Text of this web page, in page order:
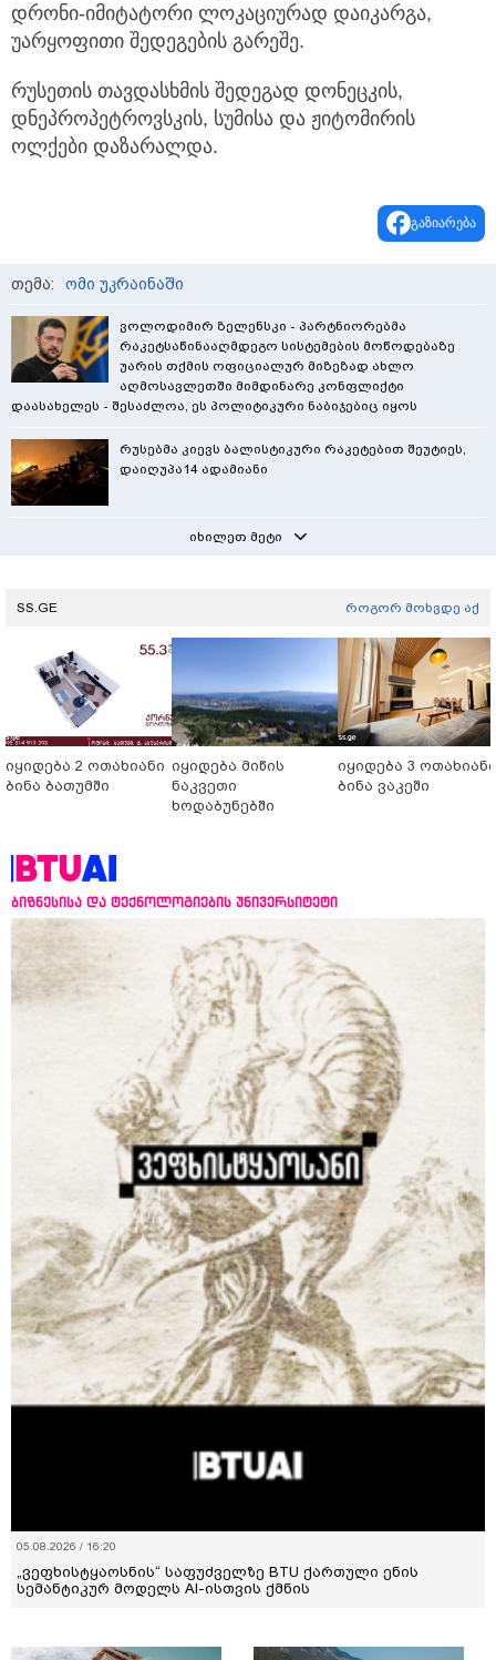
დრონი-იმიტატორი ლოკაციურად დაიკარგა,
უარყოფითი შედეგების გარეშე.
რუსეთის თავდასხმის შედეგად დონეცკის,
დნეპროპეტროვსკის, სუმისა და ჟიტომირის
ოლქები დაზარალდა.
გაზიარება
თემა: ომი უკრაინაში
ვოლოდიმირ ზელენსკი - პარტნიორებმა
რაკეტსაწინააღმდეგო სისტემების მოწოდებაზე
უარის თქმის ოფიციალურ მიზეზად ახლო
აღმოსავლეთში მიმდინარე კონფლიქტი
დაასახელეს - შესაძლოა, ეს პოლიტიკური ნაბიჯებიც იყოს
რუსებმა კიევს ბალისტიკური რაკეტებით შეუტიეს,
დაიღუპა14 ადამიანი
იხილეთ მეტი
SS.GE როგორ მოხვდე აქ
იყიდება 2 ოთახიანი
ბინა ბათუმში
იყიდება მიწის
ნაკვეთი
ხოდაბუნებში
იყიდება 3 ოთახიანი
ბინა ვაკეში
ბიზნესისა და ტექნოლოგიების უნივერსიტეტი
05.08.2026 / 16:20
„ვეფხისტყაოსნის“ საფუძველზე BTU ქართული ენის
სემანტიკურ მოდელს AI-ისთვის ქმნის